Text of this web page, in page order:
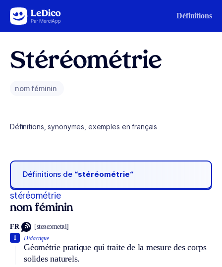
Aller au contenu Définitions
Stéréométrie
nom féminin
Définitions, synonymes, exemples en français
Définitions de “stéréométrie“
stéréométrie
nom féminin
FR [steʀeɔmetʀi]
Didactique.
Géométrie pratique qui traite de la mesure des corps
solides naturels.
1